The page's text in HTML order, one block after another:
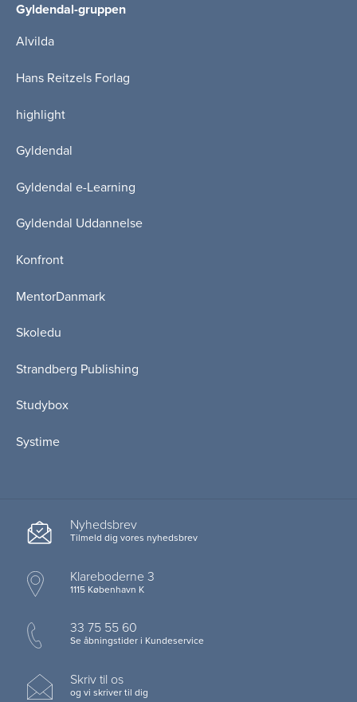
Gyldendal-gruppen
Alvilda
Hans Reitzels Forlag
highlight
Gyldendal
Gyldendal e-Learning
Gyldendal Uddannelse
Konfront
MentorDanmark
Skoledu
Strandberg Publishing
Studybox
Systime
Nyhedsbrev
Tilmeld dig vores nyhedsbrev
Klareboderne 3
1115 København K
33 75 55 60
Se åbningstider i Kundeservice
Skriv til os
og vi skriver til dig